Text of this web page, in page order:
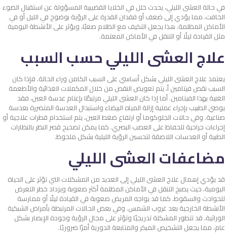
في حالة العشى الليلي، يحدث خلل في الخلايا القضيبية المسؤولة عن استقبال الضوء
الخافت، مما يؤدي إلى ضعف أو فقدان القدرة على الرؤية بوضوح في الليل أو في
الأماكن المظلمة. هذا يجعل التكيف مع الظلام صعبًا، ويؤثر على الأنشطة اليومية
مثل القيادة ليلًا أو التنقل في الأماكن المعتمة.
علاج العشى الليلي حسب السبب
يعتمد علاج العشى الليلي بشكل أساسي على السبب الكامن وراء الحالة. فإذا كان
السبب نقص فيتامين أ، يتم تعويض النقص من خلال المكملات الغذائية والأطعمة
الغنية بهذا الفيتامين. أما إذا كان العشى الليلي مرتبطًا بإعتام عدسة العين، فقد
يوصي الطبيب بإجراء عملية إزالة المياه البيضاء واستبدال العدسة المتضررة بعدسة
صناعية. وفي حالات الجلوكوما أو ارتفاع ضغط العين، يتم استخدام قطرات علاجية أو
إجراءات جراحية للحفاظ على العصب البصري. كما يمكن تصحيح قصر النظر بالنظارات
الطبية أو العدسات اللاصقة لتحسين الرؤية الليلية بشكل ملحوظ.
مضاعفات العشى الليلي
قد يؤدي إهمال علاج العشى الليلي إلى العديد من المشكلات التي تؤثر على الحياة
اليومية، حيث يصبح التنقل في الأماكن المظلمة أكثر صعوبة ويزداد خطر التعرض
للحوادث والسقوط. كما قد يواجه المريض صعوبة في القيادة ليلًا أو ممارسة
الأنشطة الخارجية بعد غروب الشمس. وفي بعض الحالات المرتبطة بأمراض الشبكية
الوراثية، قد تتطور المشكلة تدريجيًا وتؤثر على مجال الرؤية وجودة الإبصار بشكل
عام، مما يجعل التشخيص المبكر والمتابعة الدورية أمرًا ضروريًا.